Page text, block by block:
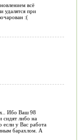
всё
удалятся при
:(
х.. Ибо Ваш 98
сидят либо на
у Вас работа
барахлом. А